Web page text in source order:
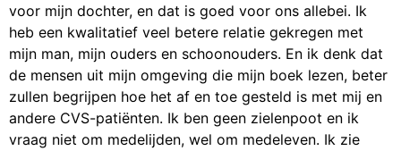
voor mijn dochter, en dat is goed voor ons allebei. Ik
heb een kwalitatief veel betere relatie gekregen met
mijn man, mijn ouders en schoonouders. En ik denk dat
de mensen uit mijn omgeving die mijn boek lezen, beter
zullen begrijpen hoe het af en toe gesteld is met mij en
andere CVS-patiënten. Ik ben geen zielenpoot en ik
vraag niet om medelijden, wel om medeleven. Ik zie